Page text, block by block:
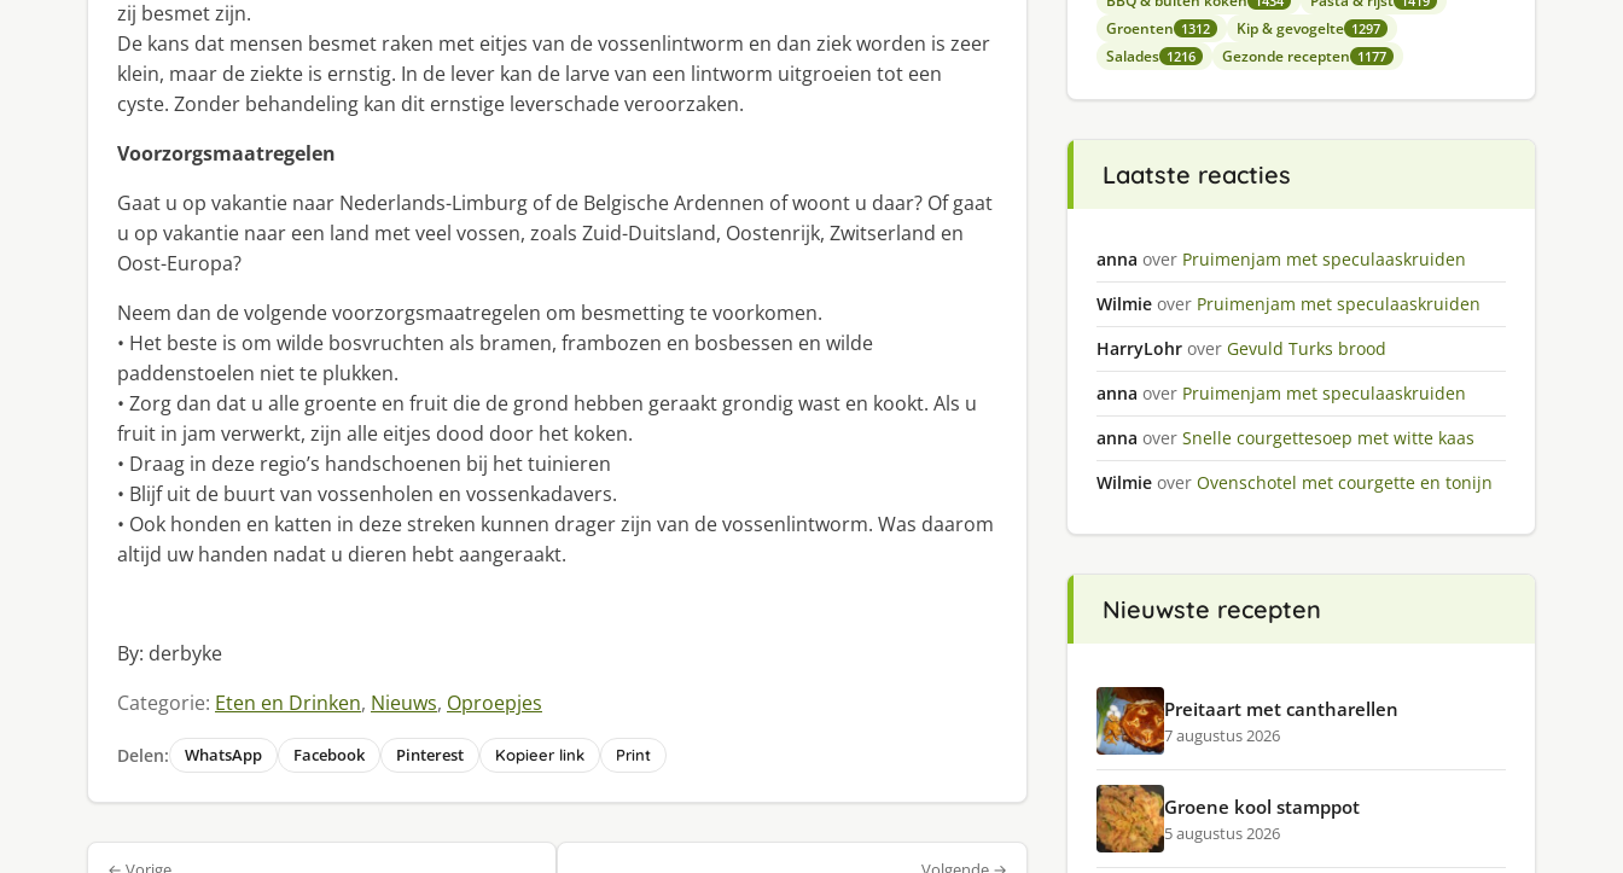
zij besmet zijn.
De kans dat mensen besmet raken met eitjes van de vossenlintworm en dan ziek worden is zeer
klein, maar de ziekte is ernstig. In de lever kan de larve van een lintworm uitgroeien tot een
cyste. Zonder behandeling kan dit ernstige leverschade veroorzaken.
Voorzorgsmaatregelen
Gaat u op vakantie naar Nederlands-Limburg of de Belgische Ardennen of woont u daar? Of gaat
u op vakantie naar een land met veel vossen, zoals Zuid-Duitsland, Oostenrijk, Zwitserland en
Oost-Europa?
Neem dan de volgende voorzorgsmaatregelen om besmetting te voorkomen.
• Het beste is om wilde bosvruchten als bramen, frambozen en bosbessen en wilde
paddenstoelen niet te plukken.
• Zorg dan dat u alle groente en fruit die de grond hebben geraakt grondig wast en kookt. Als u
fruit in jam verwerkt, zijn alle eitjes dood door het koken.
• Draag in deze regio’s handschoenen bij het tuinieren
• Blijf uit de buurt van vossenholen en vossenkadavers.
• Ook honden en katten in deze streken kunnen drager zijn van de vossenlintworm. Was daarom
altijd uw handen nadat u dieren hebt aangeraakt.
By: derbyke
Categorie: Eten en Drinken, Nieuws, Oproepjes
Delen: WhatsApp Facebook Pinterest Kopieer link Print
Bericht
Groenten 1312 Kip & gevogelte 1297
Salades 1216 Gezonde recepten 1177
Laatste reacties
anna over Pruimenjam met speculaaskruiden
Wilmie over Pruimenjam met speculaaskruiden
HarryLohr over Gevuld Turks brood
anna over Pruimenjam met speculaaskruiden
anna over Snelle courgettesoep met witte kaas
Wilmie over Ovenschotel met courgette en tonijn
Nieuwste recepten
Preitaart met cantharellen
7 augustus 2026
Groene kool stamppot
5 augustus 2026